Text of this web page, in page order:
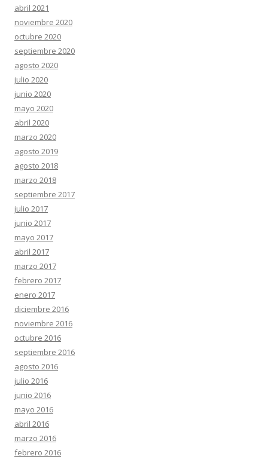
abril 2021
noviembre 2020
octubre 2020
septiembre 2020
agosto 2020
julio 2020
junio 2020
mayo 2020
abril 2020
marzo 2020
agosto 2019
agosto 2018
marzo 2018
septiembre 2017
julio 2017
junio 2017
mayo 2017
abril 2017
marzo 2017
febrero 2017
enero 2017
diciembre 2016
noviembre 2016
octubre 2016
septiembre 2016
agosto 2016
julio 2016
junio 2016
mayo 2016
abril 2016
marzo 2016
febrero 2016